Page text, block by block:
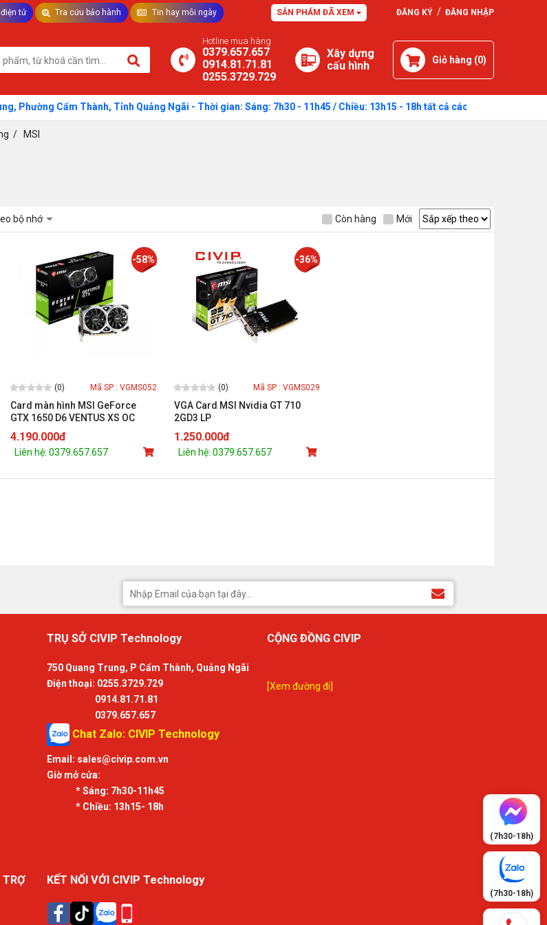
(7h30-18h)
(7h30-18h)
tử Tra cứu bảo hành Tin hay mỗi ngày SẢN PHẨM ĐÃ XEM ĐĂNG KÝ / ĐĂNG NHẬP
Hotline mua hàng
0379.657.657
0914.81.71.81
0255.3729.729
Xây dựng
cấu hình
Giỏ hàng (0)
Cẩm Thành, Tỉnh Quảng Ngãi - Thời gian: Sáng: 7h30 - 11h45 / Chiều: 13h15 - 18h tất cả các ngày trong tuần.
/ MSI
bộ nhớ Còn hàng Mới
-58%
(0) Mã SP : VGMS052
Card màn hình MSI GeForce
GTX 1650 D6 VENTUS XS OC
(4GB DDR6/128-
bit/HDMI+DP+DVI)
4.190.000đ
Liên hệ: 0379.657.657
-36%
(0) Mã SP : VGMS029
VGA Card MSI Nvidia GT 710
2GD3 LP
1.250.000đ
Liên hệ: 0379.657.657
TRỤ SỞ CIVIP Technology
750 Quang Trung, P Cẩm Thành, Quảng Ngãi
Điện thoại: 0255.3729.729
0914.81.71.81
0379.657.657
Chat Zalo: CIVIP Technology
Email: sales@civip.com.vn
Giờ mở cửa:
* Sáng: 7h30-11h45
* Chiều: 13h15- 18h
CỘNG ĐỒNG CIVIP
[Xem đường đi]
TRỢ KẾT NỐI VỚI CIVIP Technology